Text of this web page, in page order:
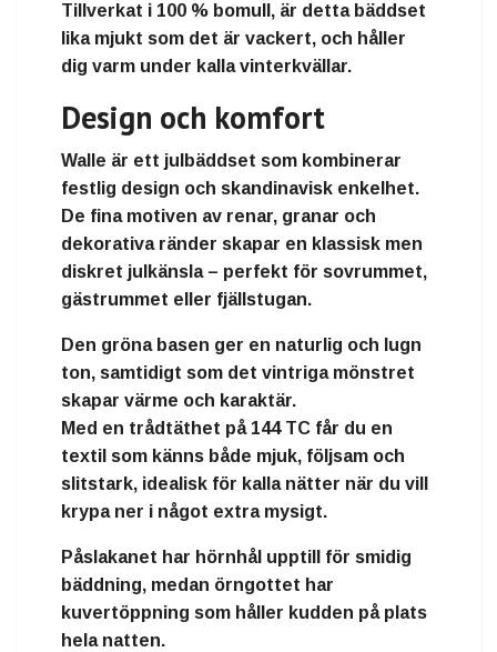
Tillverkat i 100 % bomull , är detta bäddset
lika mjukt som det är vackert, och håller
dig varm under kalla vinterkvällar.
Design och komfort
Walle är ett julbäddset som kombinerar
festlig design och skandinavisk enkelhet.
De fina motiven av renar, granar och
dekorativa ränder skapar en klassisk men
diskret julkänsla – perfekt för sovrummet,
gästrummet eller fjällstugan.
Den gröna basen ger en naturlig och lugn
ton, samtidigt som det vintriga mönstret
skapar värme och karaktär.
Med en trådtäthet på 144 TC får du en
textil som känns både mjuk, följsam och
slitstark, idealisk för kalla nätter när du vill
krypa ner i något extra mysigt.
Påslakanet har hörnhål upptill
för smidig
bäddning, medan örngottet har
kuvertöppning som håller kudden på plats
hela natten.